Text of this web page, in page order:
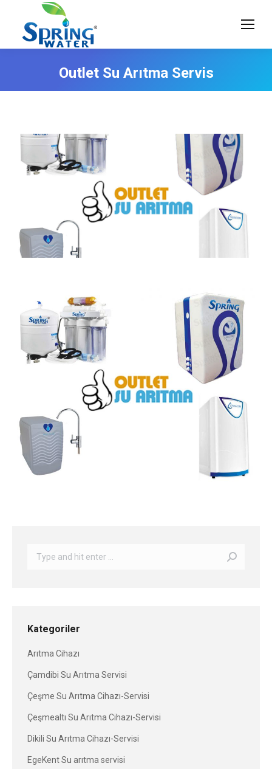
Outlet Su Arıtma Servis
Kategoriler
Arıtma Cihazı
Çamdibi Su Arıtma Servisi
Çeşme Su Arıtma Cihazı-Servisi
Çeşmealtı Su Arıtma Cihazı-Servisi
Dikili Su Arıtma Cihazı-Servisi
EgeKent Su arıtma servisi